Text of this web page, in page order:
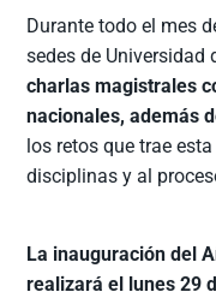
Durante todo el mes
sedes de
charlas magistrales
nacionales, además
los retos que trae
disciplinas y al
La inauguración del
realizará el lunes 29